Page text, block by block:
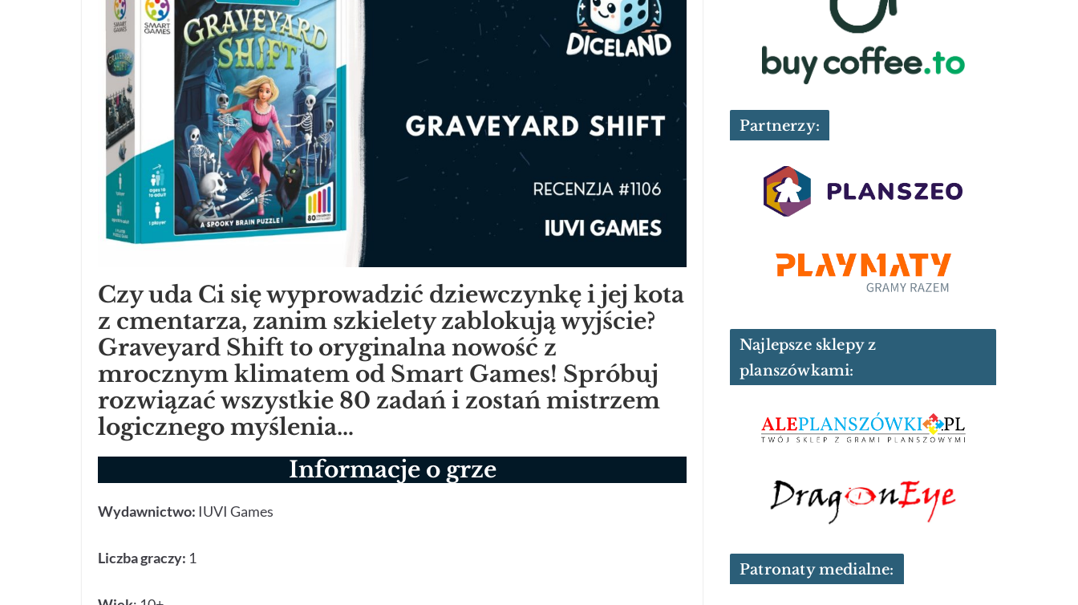
Czy uda Ci się wyprowadzić dziewczynkę i jej kota
z cmentarza, zanim szkielety zablokują wyjście?
Graveyard Shift to oryginalna nowość z
mrocznym klimatem od Smart Games! Spróbuj
rozwiązać wszystkie 80 zadań i zostań mistrzem
logicznego myślenia…
Informacje o grze
Wydawnictwo: IUVI Games
Liczba graczy: 1
Partnerzy:
Najlepsze sklepy z
planszówkami:
Patronaty medialne: